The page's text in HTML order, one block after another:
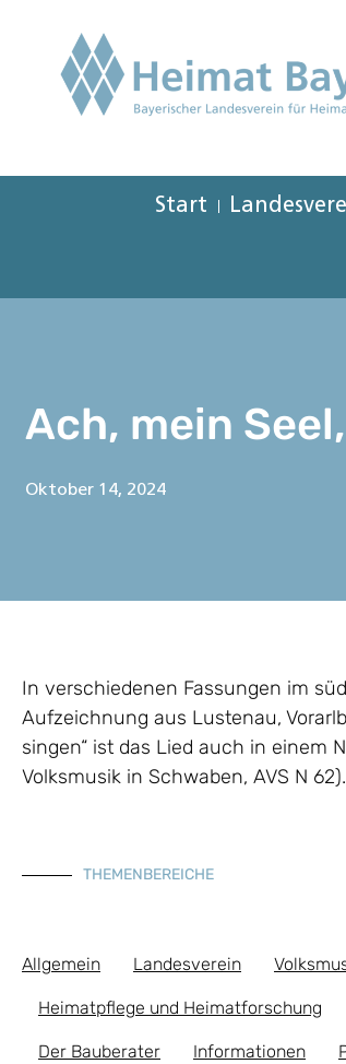
Start
Ach, mein
Oktober 14, 2024
In verschiedenen Fassungen im
Aufzeichnung aus Lustenau,
singen“ ist das Lied auch in einem
Volksmusik in Schwaben, AVS N 62).
THEMENBEREICHE
Allgemein Landesverein
Heimatpflege und Heimatforschung
Der Bauberater Informationen